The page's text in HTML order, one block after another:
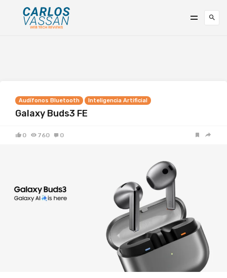
Audífonos Bluetooth Inteligencia Artificial
Galaxy Buds3 FE
0 760 0